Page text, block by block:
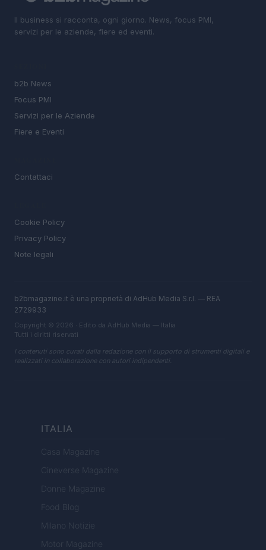
Il business si racconta, ogni giorno. News, focus PMI,
servizi per le aziende, fiere ed eventi.
b2b News
Focus PMI
Servizi per le Aziende
Fiere e Eventi
Contattaci
Cookie Policy
Privacy Policy
Note legali
b2bmagazine.it è una proprietà di AdHub Media S.r.l. — REA
2729933
Copyright © 2026 · Edito da AdHub Media — Italia
Tutti i diritti riservati
I contenuti sono curati dalla redazione con il supporto di strumenti digitali e
realizzati in collaborazione con autori indipendenti.
ITALIA
Casa Magazine
Cineverse Magazine
Donne Magazine
Food Blog
Milano Notizie
Motor Magazine